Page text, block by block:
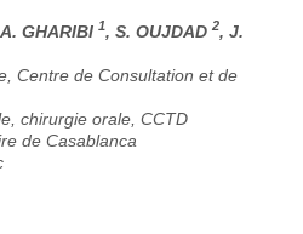
GHARIBI 1, S. OUJDAD 2, J.
Centre de Consultation et de
chirurgie orale, CCTD
de Casablanca